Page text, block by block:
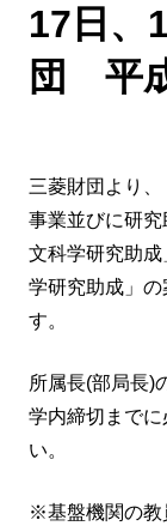
17日
団 平
三菱財団より
事業並びに研究
文科学研究助
学研究助成」
す。
所属長(部局長)
学内締切まで
い。
※基盤機関の教